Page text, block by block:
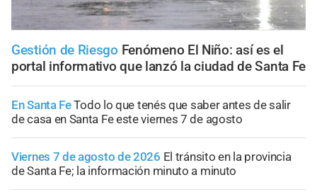
Gestión de Riesgo Fenómeno El Niño: así es el
portal informativo que lanzó la ciudad de Santa Fe
En Santa FeTodo lo que tenés que saber antes de salir
de casa en Santa Fe este viernes 7 de agosto
Viernes 7 de agosto de 2026 El tránsito en la provincia
de Santa Fe; la información minuto a minuto